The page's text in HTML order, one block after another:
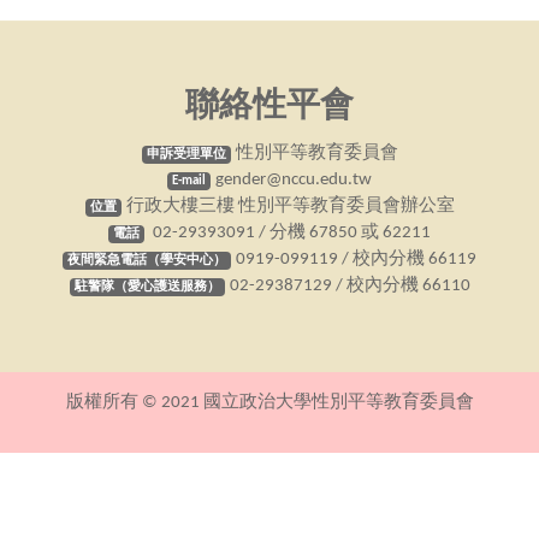
聯絡性平會
申訴受理單位 性別平等教育委員會
E-mail gender@nccu.edu.tw
位置 行政大樓三樓 性別平等教育委員會辦公室
電話 02-29393091 / 分機 67850 或 62211
夜間緊急電話（學安中心） 0919-099119 / 校內分機 66119
駐警隊（愛心護送服務） 02-29387129 / 校內分機 66110
版權所有 © 2021 國立政治大學性別平等教育委員會